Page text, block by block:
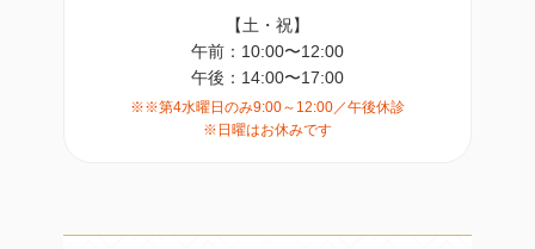
【土・祝】
午前：10:00〜12:00
午後：14:00〜17:00
※※第4水曜日のみ9:00～12:00／午後休診
※日曜はお休みです